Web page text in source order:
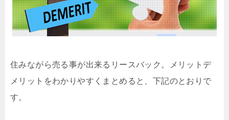
住みながら売る事が出来るリースバック。メリットデ
メリットをわかりやすくまとめると、下記のとおりで
す。